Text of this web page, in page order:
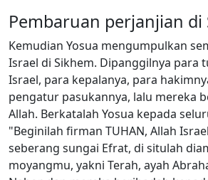
Pembaruan perjanjian di
Kemudian Yosua mengumpulkan
Israel di Sikhem. Dipanggilnya para
Israel, para kepalanya, para
pengatur pasukannya, lalu mereka
Allah. Berkatalah Yosua kepada
"Beginilah firman TUHAN, Allah
seberang sungai Efrat, di situlah
moyangmu, yakni Terah, ayah